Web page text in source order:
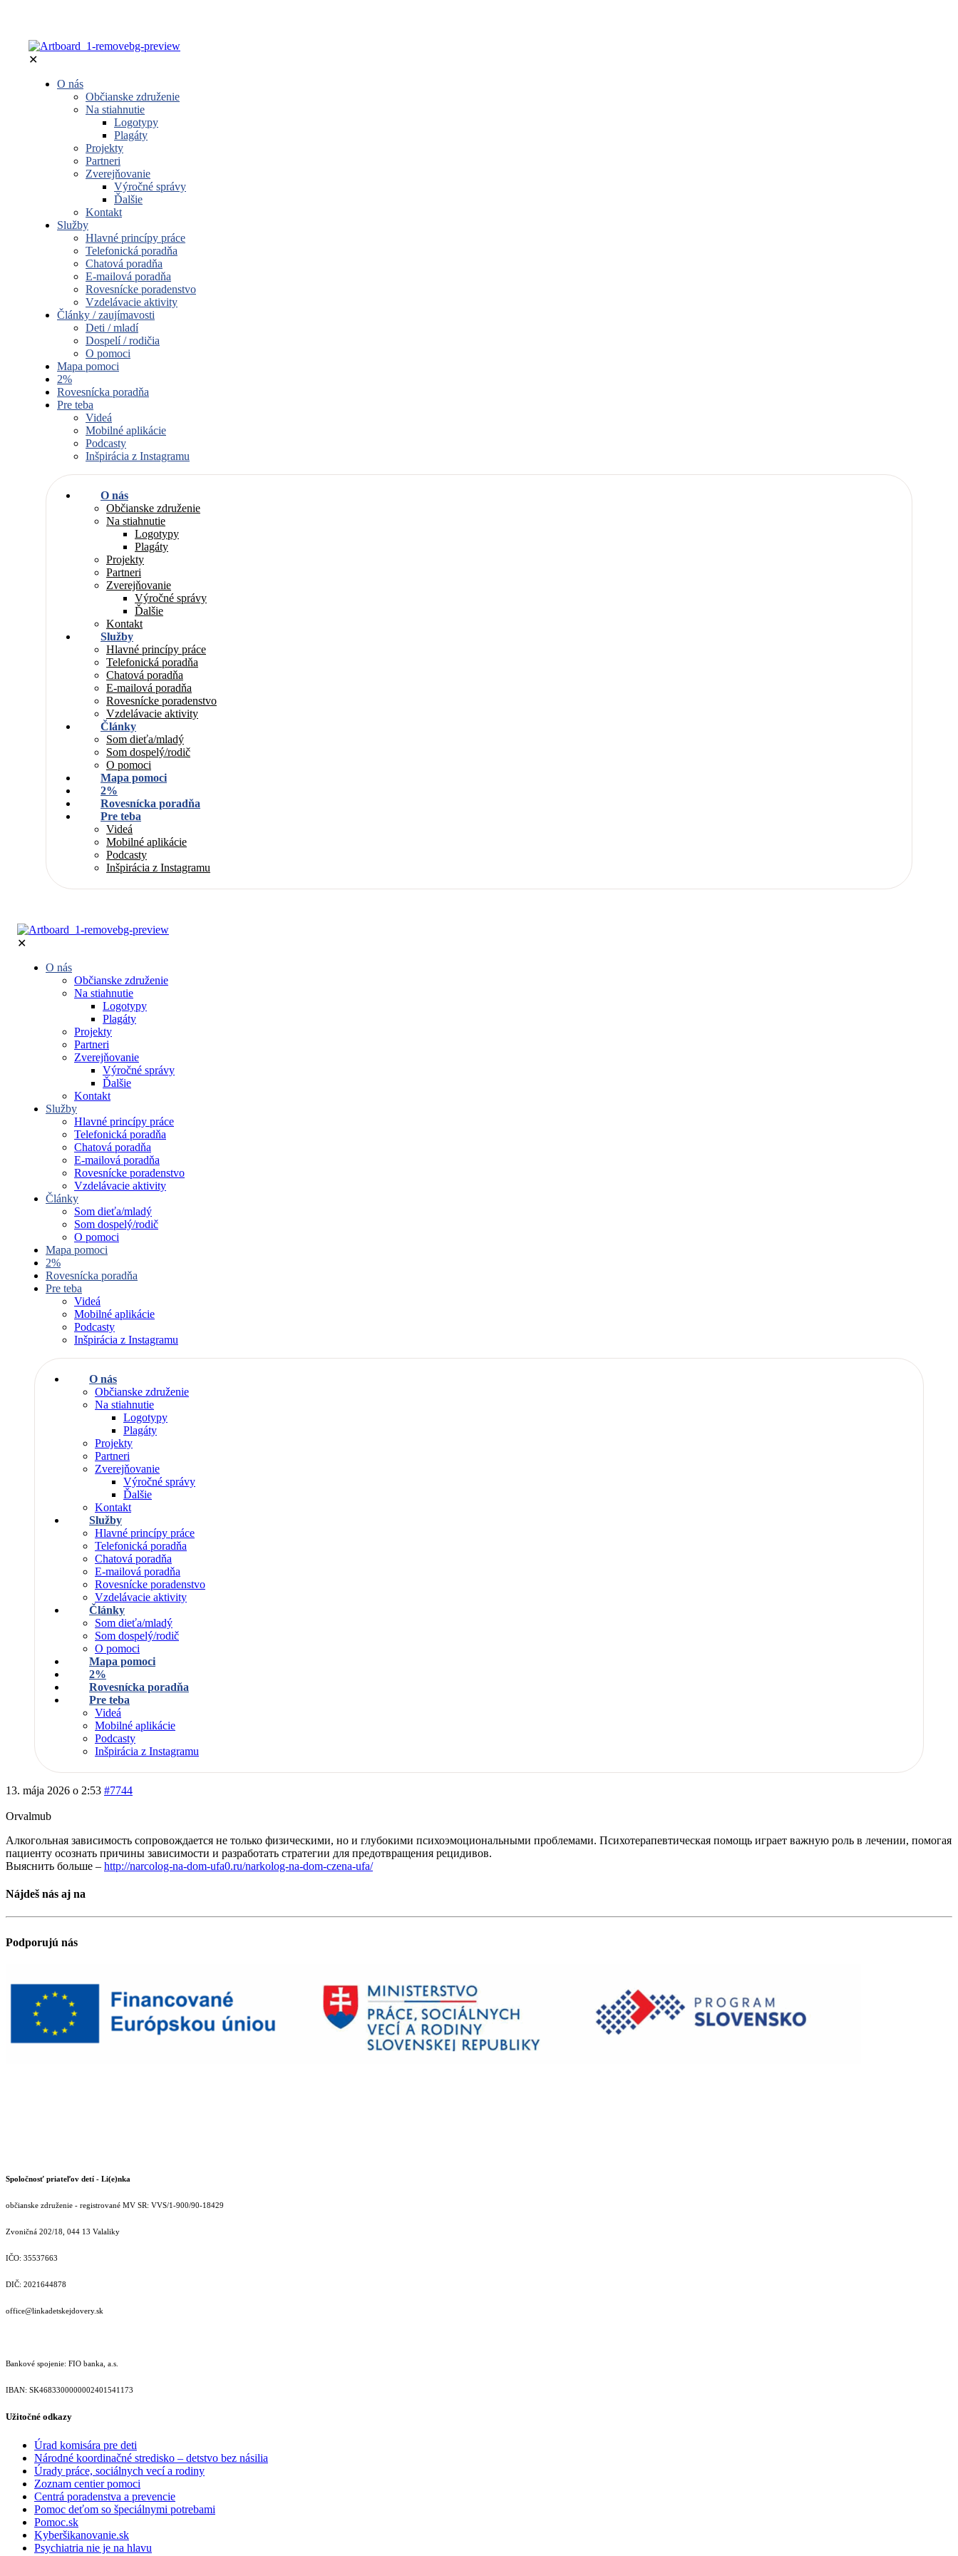
✕
O nás
Občianske združenie
Na stiahnutie
Logotypy
Plagáty
Projekty
Partneri
Zverejňovanie
Výročné správy
Ďalšie
Kontakt
Služby
Hlavné princípy práce
Telefonická poradňa
Chatová poradňa
E-mailová poradňa
Rovesnícke poradenstvo
Vzdelávacie aktivity
Články / zaujímavosti
Deti / mladí
Dospelí / rodičia
O pomoci
Mapa pomoci
2%
Rovesnícka poradňa
Pre teba
Videá
Mobilné aplikácie
Podcasty
Inšpirácia z Instagramu
O nás
Občianske združenie
Na stiahnutie
Logotypy
Plagáty
Projekty
Partneri
Zverejňovanie
Výročné správy
Ďalšie
Kontakt
Služby
Hlavné princípy práce
Telefonická poradňa
Chatová poradňa
E-mailová poradňa
Rovesnícke poradenstvo
Vzdelávacie aktivity
Články
Som dieťa/mladý
Som dospelý/rodič
O pomoci
Mapa pomoci
2%
Rovesnícka poradňa
Pre teba
Videá
Mobilné aplikácie
Podcasty
Inšpirácia z Instagramu
✕
O nás
Občianske združenie
Na stiahnutie
Logotypy
Plagáty
Projekty
Partneri
Zverejňovanie
Výročné správy
Ďalšie
Kontakt
Služby
Hlavné princípy práce
Telefonická poradňa
Chatová poradňa
E-mailová poradňa
Rovesnícke poradenstvo
Vzdelávacie aktivity
Články
Som dieťa/mladý
Som dospelý/rodič
O pomoci
Mapa pomoci
2%
Rovesnícka poradňa
Pre teba
Videá
Mobilné aplikácie
Podcasty
Inšpirácia z Instagramu
O nás
Občianske združenie
Na stiahnutie
Logotypy
Plagáty
Projekty
Partneri
Zverejňovanie
Výročné správy
Ďalšie
Kontakt
Služby
Hlavné princípy práce
Telefonická poradňa
Chatová poradňa
E-mailová poradňa
Rovesnícke poradenstvo
Vzdelávacie aktivity
Články
Som dieťa/mladý
Som dospelý/rodič
O pomoci
Mapa pomoci
2%
Rovesnícka poradňa
Pre teba
Videá
Mobilné aplikácie
Podcasty
Inšpirácia z Instagramu
13. mája 2026 o 2:53 #7744
Orvalmub
Алкогольная зависимость сопровождается не только физическими, но и глубокими психоэмоциональными проблемами. Психотерапевтическая помощь играет важную роль в лечении, помогая
пациенту осознать причины зависимости и разработать стратегии для предотвращения рецидивов.
Выяснить больше – http://narcolog-na-dom-ufa0.ru/narkolog-na-dom-czena-ufa/
Nájdeš nás aj na
Podporujú nás
Spoločnosť priateľov detí - Li(e)nka
občianske združenie - registrované MV SR: VVS/1-900/90-18429
Zvoničná 202/18, 044 13 Valaliky
IČO: 35537663
DIČ: 2021644878
office@linkadetskejdovery.sk
Bankové spojenie: FIO banka, a.s.
IBAN: SK46833000000­02401541173
Užitočné odkazy
Úrad komisára pre deti
Národné koordinačné stredisko – detstvo bez násilia
Úrady práce, sociálnych vecí a rodiny
Zoznam centier pomoci
Centrá poradenstva a prevencie
Pomoc deťom so špeciálnymi potrebami
Pomoc.sk
Kyberšikanovanie.sk
Psychiatria nie je na hlavu